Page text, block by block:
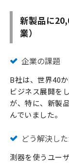
新製品に
業）
企業の課題
B社は、世界40
ビジネス展開を
が、特に、新製
んでいました。
どう解決し
測器を使うユー